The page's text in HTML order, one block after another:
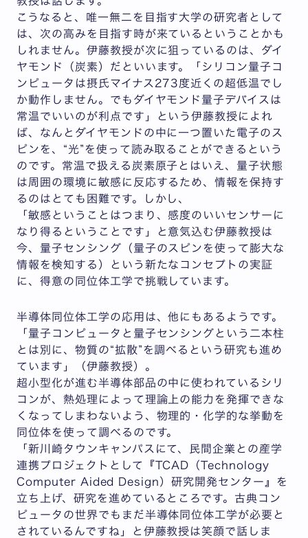
こうなると、唯一無二を目指す大学の研究者として
は、次の高みを目指す時が来ているということかも
しれません。伊藤教授が次に狙っているのは、ダイ
ヤモンド（炭素）だといいます。「シリコン量子コ
ンピュータは摂氏マイナス273度近くの超低温でし
か動作しません。でもダイヤモンド量子デバイスは
常温でいいのが利点です」という伊藤教授によれ
ば、なんとダイヤモンドの中に一つ置いた電子のス
ピンを、“光”を使って読み取ることができるという
のです。常温で扱える炭素原子とはいえ、量子状態
は周囲の環境に敏感に反応するため、情報を保持す
るのはとても困難です。しかし、
「敏感ということはつまり、感度のいいセンサーに
なり得るということです」と意気込む伊藤教授は
今、量子センシング（量子のスピンを使って膨大な
情報を検知する）という新たなコンセプトの実証
に、得意の同位体工学で挑戦しています。
半導体同位体工学の応用は、他にもあるようです。
「量子コンピュータと量子センシングという二本柱
とは別に、物質の“拡散”を調べるという研究も進め
ています」（伊藤教授）。
超小型化が進む半導体部品の中に使われているシリ
コンが、熱処理によって理論上の能力を発揮できな
くなってしまわないよう、物理的・化学的な挙動を
同位体を使って調べるのです。
「新川崎タウンキャンパスにて、民間企業との産学
連携プロジェクトとして『TCAD（Technology
Computer Aided Design）研究開発センター』を
立ち上げ、研究を進めているところです。古典コン
ピュータの世界でもまだ半導体同位体工学が必要と
されているんですね」と伊藤教授は笑顔で話しま